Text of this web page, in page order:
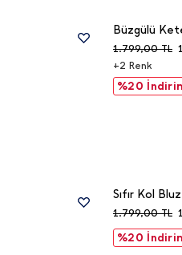
%20
1.799,00 TL
+2 Renk
Büzgülü
%20
1.799,00 TL
Sıfır Kol Bluz